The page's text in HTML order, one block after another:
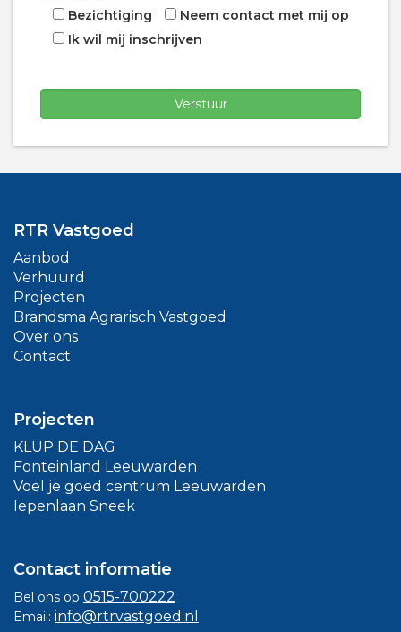
Bezichtiging
Neem contact met mij op
Ik wil mij inschrijven
RTR Vastgoed
Aanbod
Verhuurd
Projecten
Brandsma Agrarisch Vastgoed
Over ons
Contact
Projecten
KLUP DE DAG
Fonteinland Leeuwarden
Voel je goed centrum Leeuwarden
Iepenlaan Sneek
Contact informatie
Bel ons op 0515-700222
Email: info@rtrvastgoed.nl